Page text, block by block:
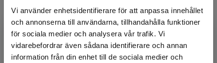
Vi använder enhetsidentifierare för att anpassa innehållet
och annonserna till användarna, tillhandahålla funktioner
för sociala medier och analysera vår trafik. Vi
vidarebefordrar även sådana identifierare och annan
information från din enhet till de sociala medier och
Begränsad fraktregion
Köp- och leveransvillkor
Upphovspersoner